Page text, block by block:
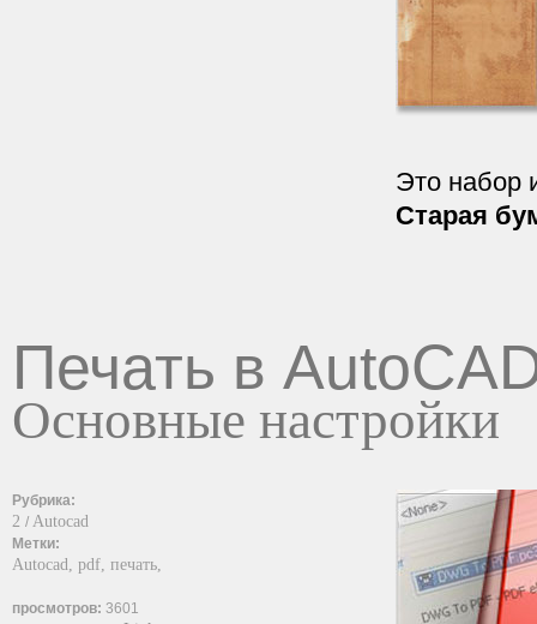
Это набор
Старая
Печать в
Основные настройки
Рубрика:
2 / Autocad
Метки:
Autocad, pdf, печать,
просмотров: 3601